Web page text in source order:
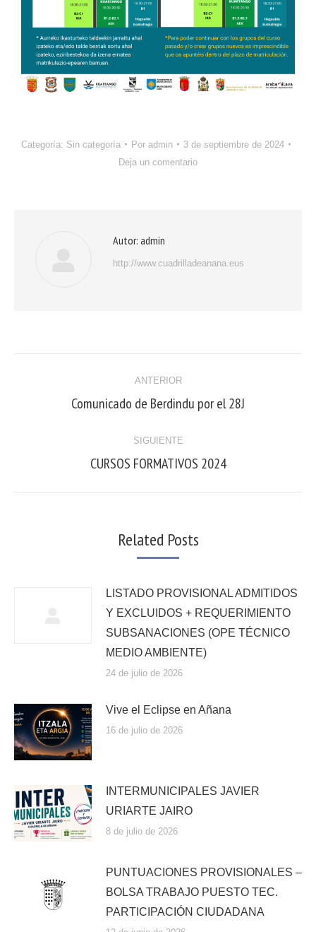
Categoría: Sin categoría Por admin
3 de septiembre de 2024
Deja un comentario
Autor: admin
http://www.cuadrilladeanana.eus
ANTERIOR
Comunicado de Berdindu por el 28J
SIGUIENTE
CURSOS FORMATIVOS 2024
Related Posts
LISTADO PROVISIONAL ADMITIDOS
Y EXCLUIDOS + REQUERIMIENTO
SUBSANACIONES (OPE TÉCNICO
MEDIO AMBIENTE)
24 de julio de 2026
Vive el Eclipse en Añana
16 de julio de 2026
INTERMUNICIPALES JAVIER
URIARTE JAIRO
8 de julio de 2026
PUNTUACIONES PROVISIONALES –
BOLSA TRABAJO PUESTO TEC.
PARTICIPACIÓN CIUDADANA